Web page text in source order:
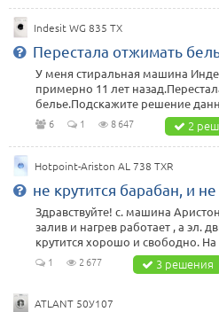
Indesit WG 835 TX
Перестала отжимать
У меня стиральная машина
примерно 11 лет
белье.Подскажите решение
6 1 8 647 2
Hotpoint-Ariston AL 738 TXR
не крутится барабан, и
Здравствуйте! с. машина
залив и нагрев работает , а эл.
крутится хорошо и свободно. На
1 2 677 3 решения
ATLANT 50У107